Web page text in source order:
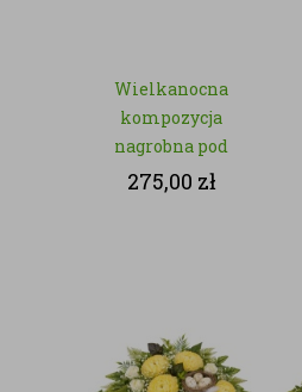
Wielkanocna
kompozycja
nagrobna pod
znicz z
275,00 zł